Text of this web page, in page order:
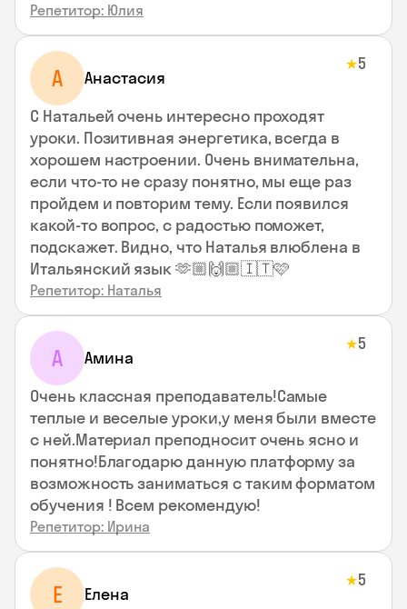
Репетитор: Юлия
А Анастасия
★5
С Натальей очень интересно проходят
уроки. Позитивная энергетика, всегда в
хорошем настроении. Очень внимательна,
если что-то не сразу понятно, мы еще раз
пройдем и повторим тему. Если появился
какой-то вопрос, с радостью поможет,
подскажет. Видно, что Наталья влюблена в
Итальянский язык 🫶🏼🙌🏼🇮🇹🩷
Репетитор: Наталья
А Амина
★5
Очень классная преподаватель!Самые
теплые и веселые уроки,у меня были вместе
с ней.Материал преподносит очень ясно и
понятно!Благодарю данную платформу за
возможность заниматься с таким форматом
обучения ! Всем рекомендую!
Репетитор: Ирина
Е Елена
★5